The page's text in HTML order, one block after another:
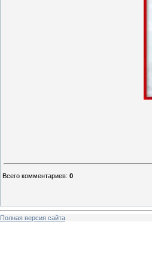
Всего комментариев: 0
Полная версия сайта